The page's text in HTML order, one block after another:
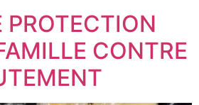
PROTECTION
CONTRE